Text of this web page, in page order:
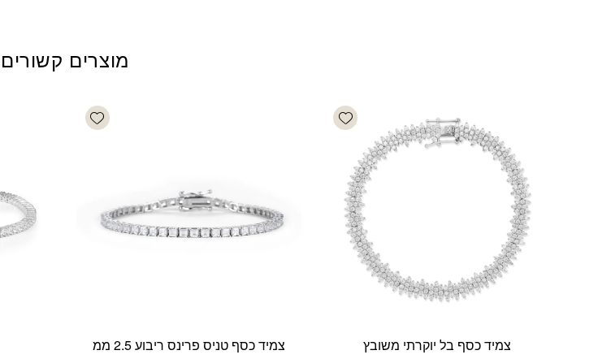
מוצרים קשורים
Add wishlist
צמיד כסף בל יוקרתי משובץ
Add wishlist
צמיד כסף טניס פרינס ריבוע 2.5 ממ